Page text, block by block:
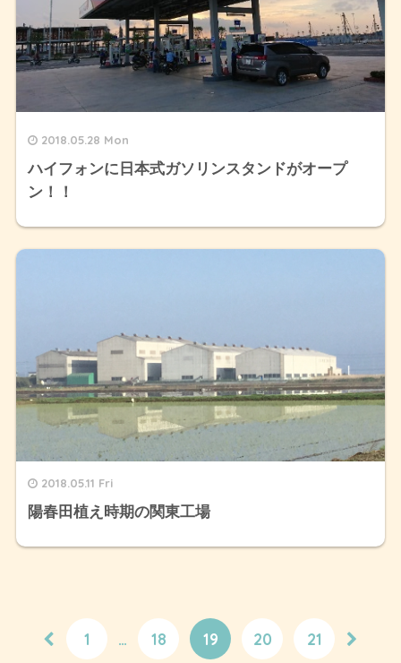
2018.05.28 Mon
ハイフォンに日本式ガソリンスタンドがオープ
ン！！
2018.05.11 Fri
陽春田植え時期の関東工場
1 … 18 19 20 21